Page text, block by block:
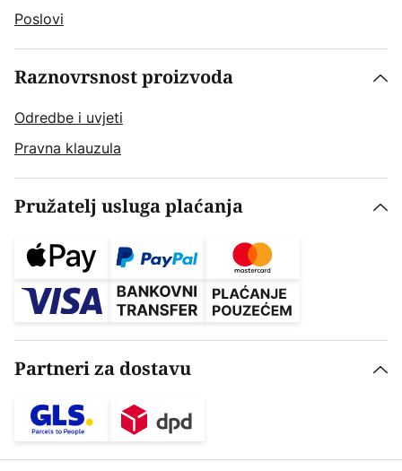
Poslovi
Raznovrsnost proizvoda
Odredbe i uvjeti
Pravna klauzula
Pružatelj usluga plaćanja
Partneri za dostavu